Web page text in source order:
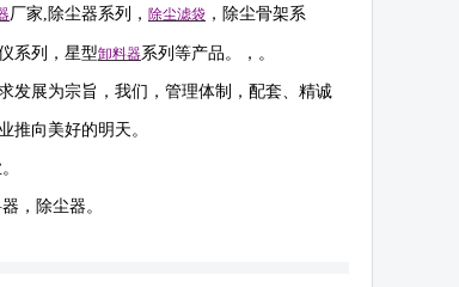
厂家, 除尘器系列， 除尘滤袋 ，除尘骨架系
系列，星型卸料器系列等产品。，。
发展为宗旨，我们，管理体制，配套、精诚
推向美好的明天。
，除尘器。